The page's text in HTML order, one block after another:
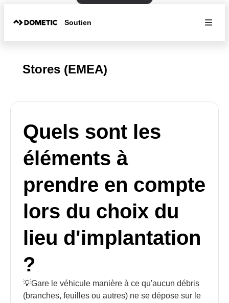
Soutien
Stores (EMEA)
Quels sont les
éléments à
prendre en compte
lors du choix du
lieu d'implantation
?
💡Gare le véhicule manière à ce qu'aucun débris
(branches, feuilles ou autres) ne se dépose sur le